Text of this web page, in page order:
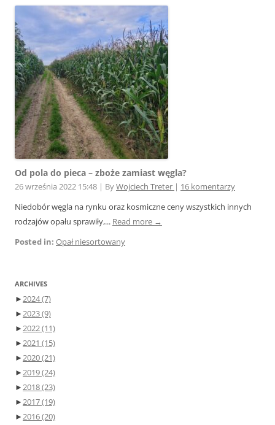
Od pola do pieca – zboże zamiast węgla?
26 września 2022 15:48 | ByWojciech Treter | 16 komentarzy
Niedobór węgla na rynku oraz kosmiczne ceny wszystkich innych
rodzajów opału sprawiły,... Read more →
Posted in: Opał niesortowany
ARCHIVES
►2024(7)
►2023(9)
►2022(11)
►2021 (15)
►2020(21)
►2019(24)
►2018(23)
►2017(19)
►2016(20)